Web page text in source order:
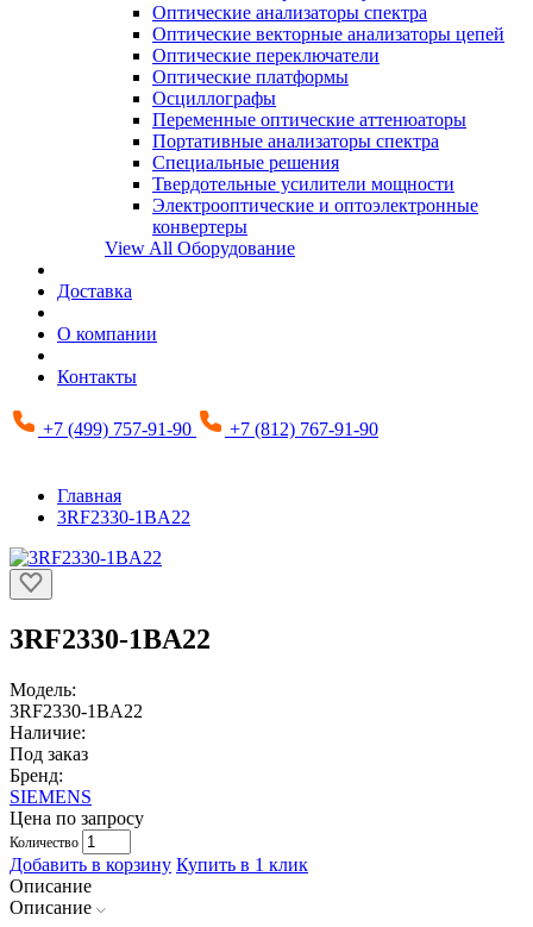
Оптические анализаторы спектра
Оптические векторные анализаторы цепей
Оптические переключатели
Оптические платформы
Осциллографы
Переменные оптические аттенюаторы
Портативные анализаторы спектра
Специальные решения
Твердотельные усилители мощности
Электрооптические и оптоэлектронные
конвертеры
View All Оборудование
Доставка
О компании
Контакты
+7 (499) 757-91-90 +7 (812) 767-91-90
Главная
3RF2330-1BA22
3RF2330-1BA22
Модель:
3RF2330-1BA22
Наличие:
Под заказ
Бренд:
SIEMENS
Цена по запросу
Количество
Добавить в корзину Купить в 1 клик
Описание
Описание